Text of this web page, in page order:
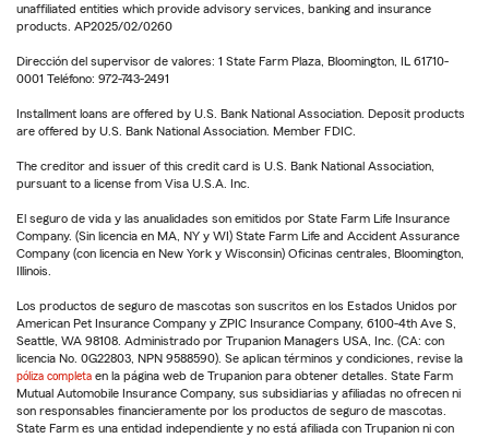
unaffiliated entities which provide advisory services, banking and insurance
products. AP2025/02/0260
Dirección del supervisor de valores: 1 State Farm Plaza, Bloomington, IL 61710-
0001 Teléfono: 972-743-2491
Installment loans are offered by U.S. Bank National Association. Deposit products
are offered by U.S. Bank National Association. Member FDIC.
The creditor and issuer of this credit card is U.S. Bank National Association,
pursuant to a license from Visa U.S.A. Inc.
El seguro de vida y las anualidades son emitidos por State Farm Life Insurance
Company. (Sin licencia en MA, NY y WI) State Farm Life and Accident Assurance
Company (con licencia en New York y Wisconsin) Oficinas centrales, Bloomington,
Illinois.
Los productos de seguro de mascotas son suscritos en los Estados Unidos por
American Pet Insurance Company y ZPIC Insurance Company, 6100-4th Ave S,
Seattle, WA 98108. Administrado por Trupanion Managers USA, Inc. (CA: con
licencia No. 0G22803, NPN 9588590). Se aplican términos y condiciones, revise la
póliza completa en la página web de Trupanion para obtener detalles. State Farm
Mutual Automobile Insurance Company, sus subsidiarias y afiliadas no ofrecen ni
son responsables financieramente por los productos de seguro de mascotas.
State Farm es una entidad independiente y no está afiliada con Trupanion ni con